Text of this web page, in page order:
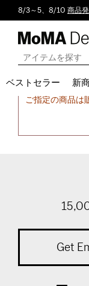
8/3～5、8/10 商品
ベストセラー 新
ご指定の商品は
Get